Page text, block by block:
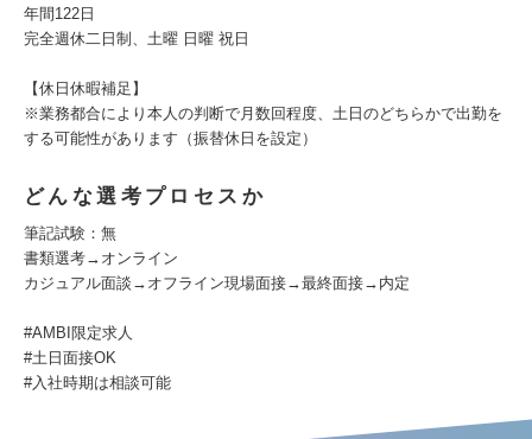
年間122日
完全週休二日制、土曜 日曜 祝日
【休日休暇補足】
※業務都合により本人の判断で月数回程度、土日のどちらかで出勤を
する可能性があります（振替休日を設定）
どんな選考プロセスか
筆記試験：無
書類選考→オンライン
カジュアル面談→オフライン現場面接→最終面接→内定
#AMBI限定求人
#土日面接OK
#入社時期は相談可能